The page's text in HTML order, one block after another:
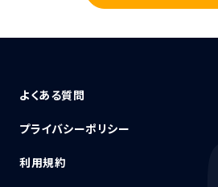
よくある質問
プライバシーポリシー
利用規約